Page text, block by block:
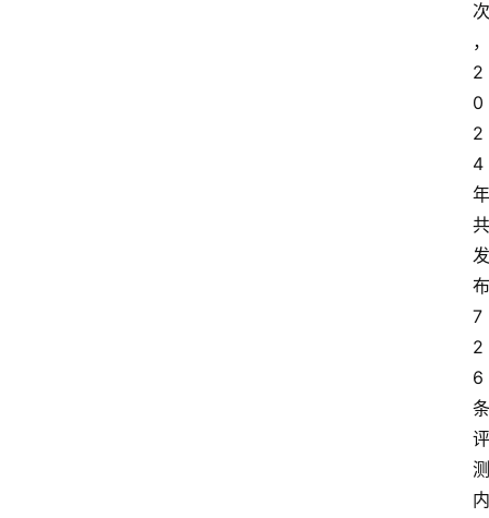
次
，
2
0
2
4
年
共
发
布
7
2
6
条
评
测
内